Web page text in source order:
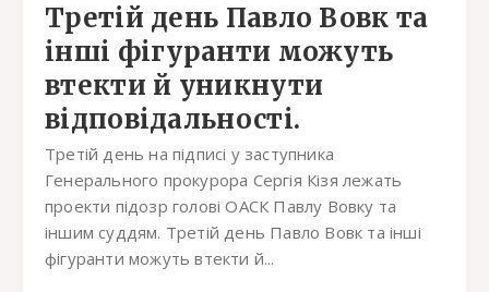
Третій день Павло Вовк та
інші фігуранти можуть
втекти й уникнути
відповідальності.
Третій день на підписі у заступника
Генерального прокурора Сергія Кізя лежать
проекти підозр голові ОАСК Павлу Вовку та
іншим суддям. Третій день Павло Вовк та інші
фігуранти можуть втекти й...